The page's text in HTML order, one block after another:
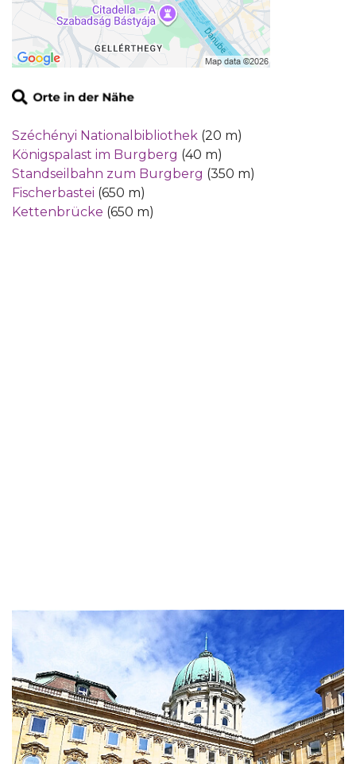
Széchényi Nationalbibliothek (20 m)
Königspalast im Burgberg (40 m)
Standseilbahn zum Burgberg (350 m)
Fischerbastei (650 m)
Kettenbrücke (650 m)